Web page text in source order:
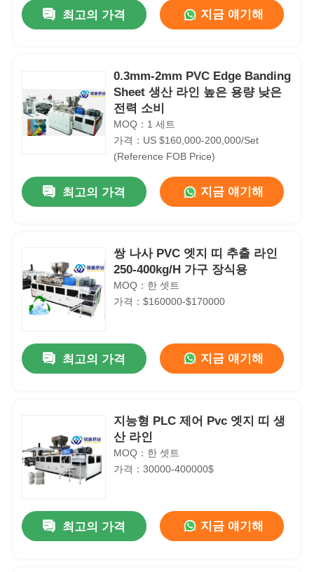
최고의 가격 지금 얘기해
0.3mm-2mm PVC Edge Banding
Sheet 생산 라인 높은 용량 낮은
전력 소비
MOQ：1 세트
가격：US $160,000-200,000/Set
(Reference FOB Price)
최고의 가격 지금 얘기해
쌍 나사 PVC 엣지 띠 추출 라인
250-400kg/H 가구 장식용
MOQ：한 셋트
가격：$160000-$170000
최고의 가격 지금 얘기해
지능형 PLC 제어 Pvc 엣지 띠 생
산 라인
MOQ：한 셋트
가격：30000-400000$
최고의 가격 지금 얘기해